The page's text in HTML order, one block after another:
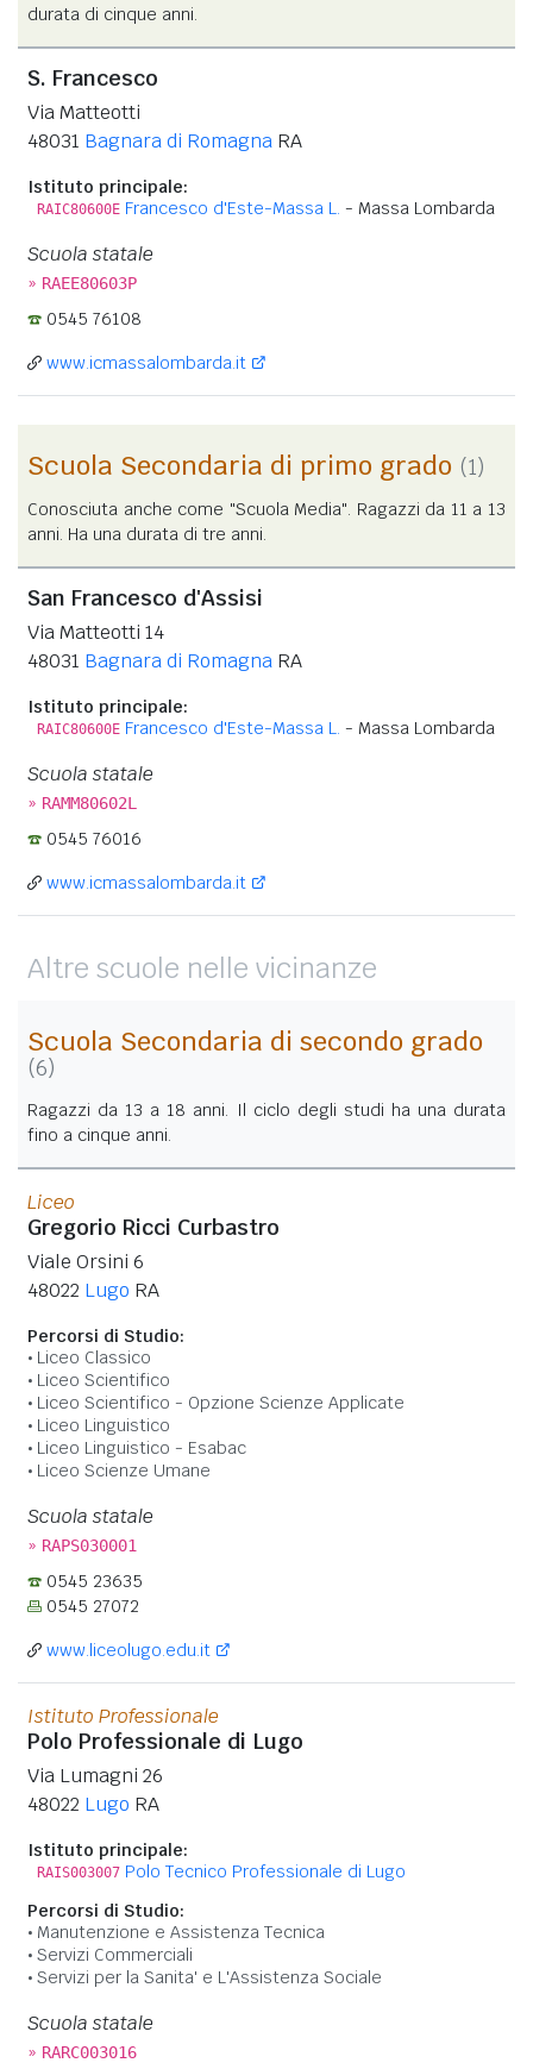
durata di cinque anni.
S. Francesco
Via Matteotti
48031 Bagnara di Romagna RA
Istituto principale:
RAIC80600E Francesco d'Este-Massa L. - Massa Lombarda
Scuola statale
» RAEE80603P
0545 76108
www.icmassalombarda.it
Scuola Secondaria di primo grado (1)
Conosciuta anche come "Scuola Media". Ragazzi da 11 a 13
anni. Ha una durata di tre anni.
San Francesco d'Assisi
Via Matteotti 14
48031 Bagnara di Romagna RA
Istituto principale:
RAIC80600E Francesco d'Este-Massa L. - Massa Lombarda
Scuola statale
» RAMM80602L
0545 76016
www.icmassalombarda.it
Altre scuole nelle vicinanze
Scuola Secondaria di secondo grado
(6)
Ragazzi da 13 a 18 anni. Il ciclo degli studi ha una durata
fino a cinque anni.
Liceo
Gregorio Ricci Curbastro
Viale Orsini 6
48022 Lugo RA
Percorsi di Studio:
Liceo Classico
Liceo Scientifico
Liceo Scientifico - Opzione Scienze Applicate
Liceo Linguistico
Liceo Linguistico - Esabac
Liceo Scienze Umane
Scuola statale
» RAPS030001
0545 23635
0545 27072
www.liceolugo.edu.it
Istituto Professionale
Polo Professionale di Lugo
Via Lumagni 26
48022 Lugo RA
Istituto principale:
RAIS003007 Polo Tecnico Professionale di Lugo
Percorsi di Studio:
Manutenzione e Assistenza Tecnica
Servizi Commerciali
Servizi per la Sanita' e L'Assistenza Sociale
Scuola statale
» RARC003016